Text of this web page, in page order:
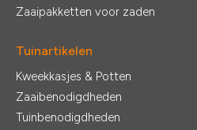
Zaaipakketten voor zaden
Tuinartikelen
Kweekkasjes & Potten
Zaaibenodigdheden
Tuinbenodigdheden